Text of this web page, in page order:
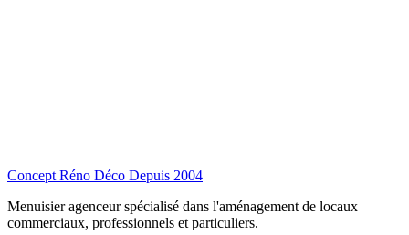
Concept Réno Déco Depuis 2004
Menuisier agenceur spécialisé dans l'aménagement de locaux
commerciaux, professionnels et particuliers.